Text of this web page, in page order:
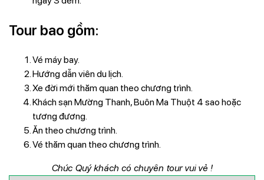
Tour bao gồm:
Vé máy bay.
Hướng dẫn viên du lịch.
Xe đời mới thăm quan theo chương trình.
Khách sạn Mường Thanh, Buôn Ma Thuột 4 sao hoặc
tương đương.
Ăn theo chương trình.
Vé thăm quan theo chương trình.
Chúc Quý khách có chuyên tour vui vẻ !